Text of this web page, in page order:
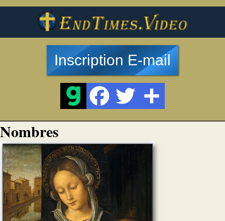
Inscription E-mail
Nombres